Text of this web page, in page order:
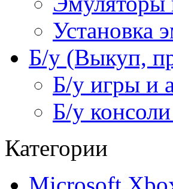
Установка
Б/у (Выкуп,
Б/у игры и
Б/у
Категории